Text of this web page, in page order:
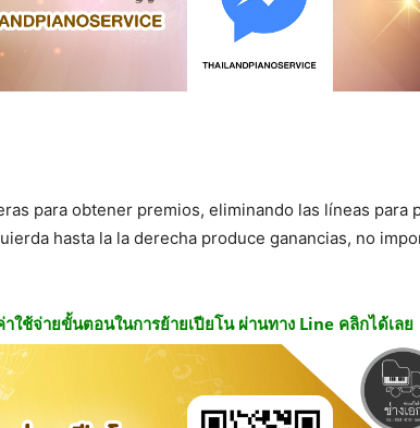
para obtener premios, eliminando las líneas para
hasta la la derecha produce ganancias, no
ใช้จ่ายขั้นตอนในการย้ายเปียโน ผ่านทาง Line คลิกได้เลย